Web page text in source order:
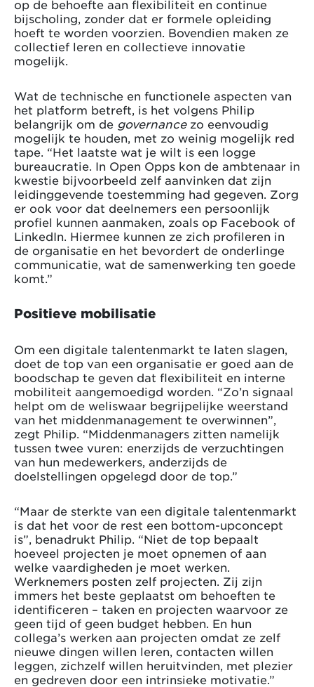
op de behoefte aan flexibiliteit en continue
bijscholing, zonder dat er formele opleiding
hoeft te worden voorzien. Bovendien maken ze
collectief leren en collectieve innovatie
mogelijk.
Wat de technische en functionele aspecten van
het platform betreft, is het volgens Philip
belangrijk om de governancezo eenvoudig
mogelijk te houden, met zo weinig mogelijk red
tape. “Het laatste wat je wilt is een logge
bureaucratie. In Open Opps kon de ambtenaar in
kwestie bijvoorbeeld zelf aanvinken dat zijn
leidinggevende toestemming had gegeven. Zorg
er ook voor dat deelnemers een persoonlijk
profiel kunnen aanmaken, zoals op Facebook of
LinkedIn. Hiermee kunnen ze zich profileren in
de organisatie en het bevordert de onderlinge
communicatie, wat de samenwerking ten goede
komt.”
Positieve mobilisatie
Om een digitale talentenmarkt te laten slagen,
doet de top van een organisatie er goed aan de
boodschap te geven dat flexibiliteit en interne
mobiliteit aangemoedigd worden. “Zo’n signaal
helpt om de weliswaar begrijpelijke weerstand
van het middenmanagement te overwinnen”,
zegt Philip. “Middenmanagers zitten namelijk
tussen twee vuren: enerzijds de verzuchtingen
van hun medewerkers, anderzijds de
doelstellingen opgelegd door de top.”
“Maar de sterkte van een digitale talentenmarkt
is dat het voor de rest een bottom-upconcept
is”, benadrukt Philip. “Niet de top bepaalt
hoeveel projecten je moet opnemen of aan
welke vaardigheden je moet werken.
Werknemers posten zelf projecten. Zij zijn
immers het beste geplaatst om behoeften te
identificeren – taken en projecten waarvoor ze
geen tijd of geen budget hebben. En hun
collega’s werken aan projecten omdat ze zelf
nieuwe dingen willen leren, contacten willen
leggen, zichzelf willen heruitvinden, met plezier
en gedreven door een intrinsieke motivatie.”